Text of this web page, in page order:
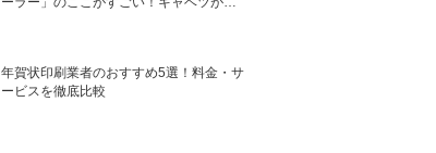
年賀状印刷業者のおすすめ5選！料金・サ
ービスを徹底比較